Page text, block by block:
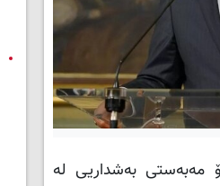
ئێران بۆ مەبەستی بەشداریی لە